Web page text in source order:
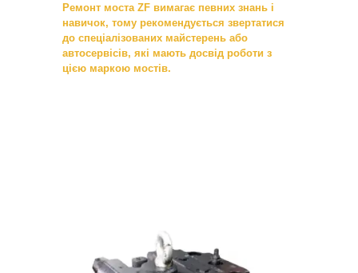
Ремонт моста ZF вимагає певних знань і
навичок, тому рекомендується звертатися
до спеціалізованих майстерень або
автосервісів, які мають досвід роботи з
цією маркою мостів.